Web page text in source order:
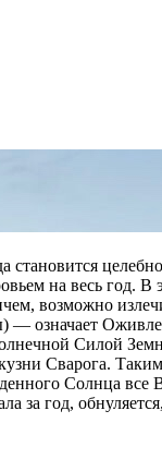
становится
на весь год.
возможно
— означает
Силой
Сварога.
Солнца
за год,